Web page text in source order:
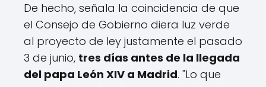
De hecho, señala la coincidencia de que
el Consejo de Gobierno diera luz verde
al proyecto de ley justamente el pasado
3 de junio, tres días antes de la llegada
del papa León XIV a Madrid. "Lo que